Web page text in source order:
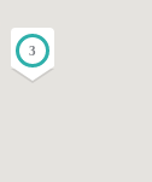
3